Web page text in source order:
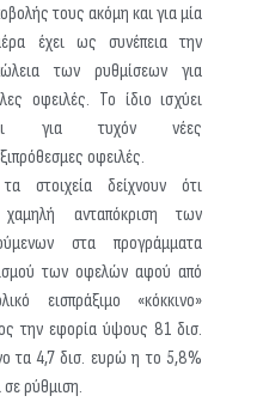
τους ακόμη και για μία
έχει ως συνέπεια την
των ρυθμίσεων για
οφειλές. Το ίδιο ισχύει
για τυχόν νέες
οφειλές.
στοιχεία δείχνουν ότι
χαμηλή ανταπόκριση των
στα προγράμματα
των οφελών αφού από
εισπράξιμο «κόκκινο»
την εφορία ύψους 81 δισ.
τα 4,7 δισ. ευρώ η το 5,8%
σε ρύθμιση.